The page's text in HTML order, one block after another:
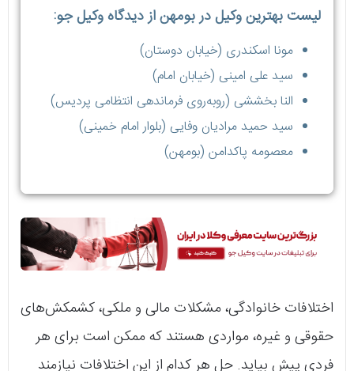
لیست بهترین وکیل در بومهن از دیدگاه وکیل جو:
مونا اسکندری (خیابان دوستان)
سید علی امینی (خیابان امام)
النا بخششی (روبه‌روی فرماندهی انتظامی پردیس)
سید حمید مرادیان وفایی (بلوار امام خمینی)
معصومه پاکدامن (بومهن)
اختلافات خانوادگی، مشکلات مالی و ملکی، کشمکش‌های
حقوقی و غیره، مواردی هستند که ممکن است برای هر
فردی پیش بیاید. حل هر کدام از این اختلافات نیازمند